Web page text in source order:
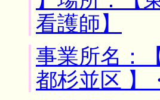
看護師】
事業所名：
都杉並区 】